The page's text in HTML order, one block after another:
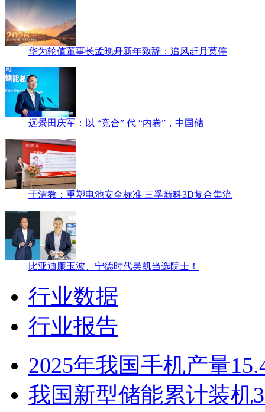
华为轮值董事长孟晚舟新年致辞：追风赶月莫停
远景田庆军：以 “竞合” 代 “内卷”，中国储
于清教：重塑电池安全标准 三孚新科3D复合集流
比亚迪廉玉波、宁德时代吴凯当选院士！
行业数据
行业报告
2025年我国手机产量
我国新型储能累计装机